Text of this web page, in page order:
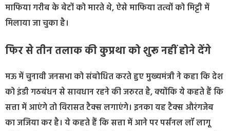
माफिया गरीब के बेटों को मारते थे, ऐसे माफिया तत्वों को मिट्टी में
मिलाया जा चुका है।
फिर से तीन तलाक की कुप्रथा को शुरू नहीं होने देंगे
मऊ में चुनावी जनसभा को संबोधित करते हुए मुख्यमंत्री ने कहा कि देश
को इंडी गठबंधन से सावधान रहने की जरुरत है, क्योंकि ये कहते हैं कि
सत्ता में आएंगे तो विरासत टैक्स लगाएंगे। इनका यह टैक्स औरंगजेब
का जजिया कर है। ये कहते हैं कि सत्ता में आने पर पर्सनल लॉ लागू